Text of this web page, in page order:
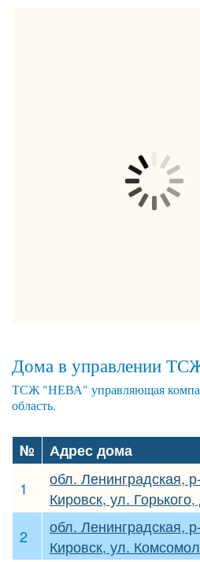
Дома в управлении
ТСЖ "НЕВА" управляющая
область.
№
Адрес дома
1
обл. Ленинградская,
Кировск, ул.
2
обл. Ленинградская,
Кировск, ул.